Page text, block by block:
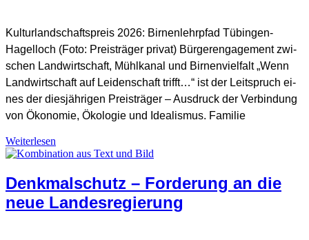
SHB Redaktion
Kulturlandschaftspreis,Naturschutz
Kulturlandschaftspreis 2026: Birnenlehrpfad Tübingen-
Hagelloch (Foto: Preisträger privat) Bürgerengagement zwi­
schen Landwirtschaft, Mühlkanal und Birnenvielfalt „Wenn
Landwirtschaft auf Leidenschaft trifft…“ ist der Leitspruch ei­
nes der diesjährigen Preisträger – Ausdruck der Verbindung
von Ökonomie, Ökologie und Idealismus. Familie
Weiterlesen
Denkmalschutz – Forderung an die
neue Landesregierung